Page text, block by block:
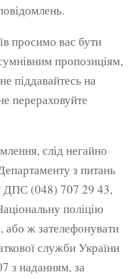
просимо вас бути
пропозиціям,
піддавайтесь на
перераховуйте
слід негайно
з питань
ДПС (048) 707 29 43,
поліцію
ж зателефонувати
служби України
з наданням, за